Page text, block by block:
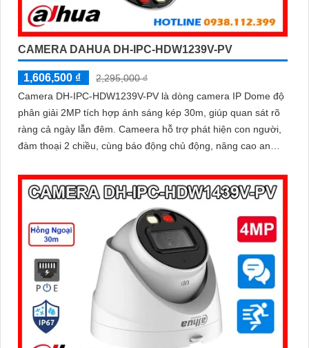
CAMERA DAHUA DH-IPC-HDW1239V-PV
1,606,500 ₫
2,295,000 ₫
Camera DH-IPC-HDW1239V-PV là dòng camera IP Dome độ
phân giải 2MP tích hợp ánh sáng kép 30m, giúp quan sát rõ
ràng cả ngày lẫn đêm. Cameera hỗ trợ phát hiện con người,
đàm thoại 2 chiều, cùng báo động chủ động, nâng cao an